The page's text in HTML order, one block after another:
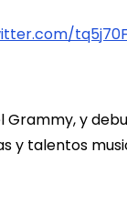
Grammy, y
y talentos